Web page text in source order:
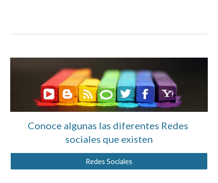
Conoce algunas las diferentes Redes
sociales que existen
Redes Sociales